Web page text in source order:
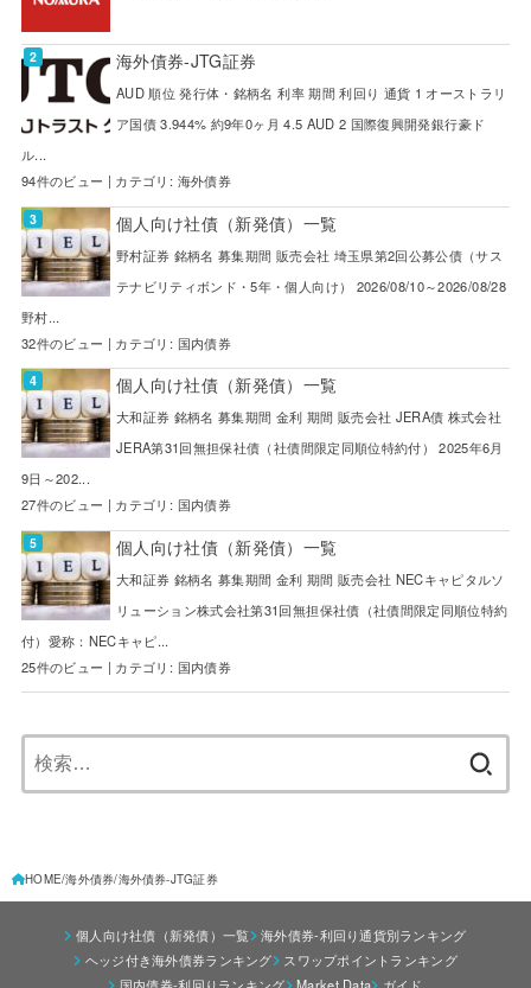
海外債券-JTG証券
AUD 順位 発行体・銘柄名 利率 期間 利回り 通貨 1 オーストラリ
ア国債 3.944% 約9年0ヶ月 4.5 AUD 2 国際復興開発銀行豪ド
ル...
94件のビュー | カテゴリ: 海外債券
個人向け社債（新発債）一覧
野村証券 銘柄名 募集期間 販売会社 埼玉県第2回公募公債（サス
テナビリティボンド・5年・個人向け） 2026/08/10～2026/08/28
野村...
32件のビュー | カテゴリ: 国内債券
個人向け社債（新発債）一覧
大和証券 銘柄名 募集期間 金利 期間 販売会社 JERA債 株式会社
JERA第31回無担保社債（社債間限定同順位特約付） 2025年6月
9日～202...
27件のビュー | カテゴリ: 国内債券
個人向け社債（新発債）一覧
大和証券 銘柄名 募集期間 金利 期間 販売会社 NECキャピタルソ
リューション株式会社第31回無担保社債（社債間限定同順位特約
付）愛称：NECキャピ...
25件のビュー | カテゴリ: 国内債券
HOME 海外債券 海外債券-JTG証券
個人向け社債（新発債）一覧
海外債券-利回り通貨別ランキング
ヘッジ付き海外債券ランキング
スワップポイントランキング
国内債券-利回りランキング
Market Data ガイド